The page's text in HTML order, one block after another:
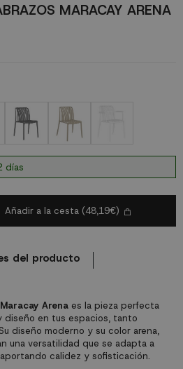
MARACAY ARENA
Arenaes la pieza perfecta
diseño en tus espacios, tanto
diseño moderno y su color arena,
una versatilidad que se adapta a
calidez y sofisticación.
días
Añadir a la cesta (48,19€)
del producto